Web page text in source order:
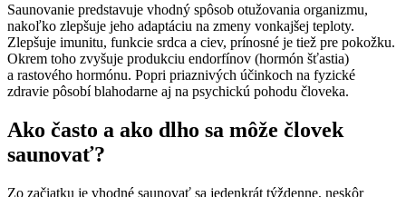
Saunovanie predstavuje vhodný spôsob otužovania organizmu,
nakoľko zlepšuje jeho adaptáciu na zmeny vonkajšej teploty.
Zlepšuje imunitu, funkcie srdca a ciev, prínosné je tiež pre pokožku.
Okrem toho zvyšuje produkciu endorfínov (hormón šťastia)
a rastového hormónu. Popri priaznivých účinkoch na fyzické
zdravie pôsobí blahodarne aj na psychickú pohodu človeka.
Ako často a ako dlho sa môže človek
saunovať?
Zo začiatku je vhodné saunovať sa jedenkrát týždenne, neskôr